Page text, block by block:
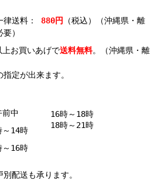
律送料： 880円 （税込）（沖縄県・離
）
お買いあげで送料無料。（沖縄県・離
定が出来ます。
前中
～14時
～16時
16時～18時
18時～21時
配送も承ります。